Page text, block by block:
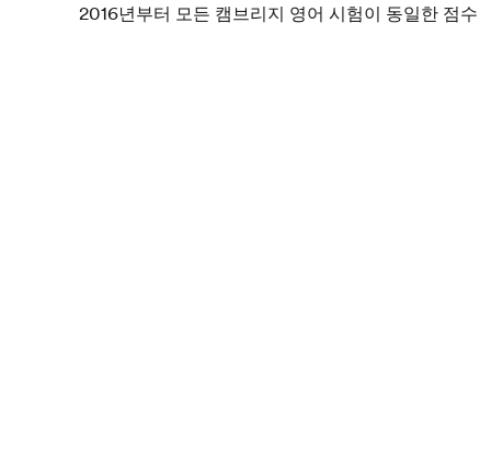
2016년부터 모든 캠브리지 영어 시험이 동일한 점